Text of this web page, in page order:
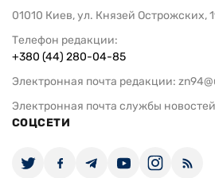
01010 Киев, ул. Князей Острожских,
Телефон редакции:
+380 (44) 280-04-85
Электронная почта редакции:
Электронная почта службы
СОЦСЕТИ